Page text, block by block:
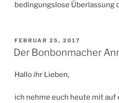
bedingungslose Überlassung
VERÖFFENTLICHT
AM
FEBRUAR 25, 2017
Der Bonbonmacher
Hallo ihr Lieben,
ich nehme euch heute mit auf